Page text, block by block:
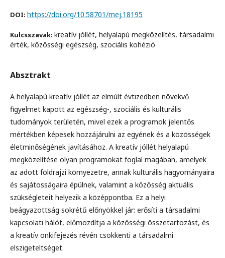
DOI: https://doi.org/10.58701/mej.18195
Kulcsszavak: kreatív jóllét, helyalapú megközelítés, társadalmi
érték, közösségi egészség, szociális kohézió
Absztrakt
A helyalapú kreatív jóllét az elmúlt évtizedben növekvő
figyelmet kapott az egészség-, szociális és kulturális
tudományok területén, mivel ezek a programok jelentős
mértékben képesek hozzájárulni az egyének és a közösségek
életminőségének javításához. A kreatív jóllét helyalapú
megközelítése olyan programokat foglal magában, amelyek
az adott földrajzi környezetre, annak kulturális hagyományaira
és sajátosságaira épülnek, valamint a közösség aktuális
szükségleteit helyezik a középpontba. Ez a helyi
beágyazottság sokrétű előnyökkel jár: erősíti a társadalmi
kapcsolati hálót, előmozdítja a közösségi összetartozást, és
a kreatív önkifejezés révén csökkenti a társadalmi
elszigeteltséget.